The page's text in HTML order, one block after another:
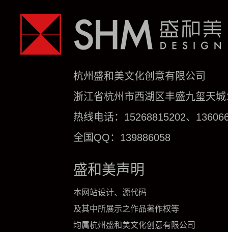
杭州盛和美文化创意有限公司
浙江省杭州市西湖区丰盛九玺天
热线电话：15268815202、
全国QQ：139886058
盛和美声明
本网站设计、源代码
及其中所展示之作品著作权等
均属杭州盛和美文化创意有限公司